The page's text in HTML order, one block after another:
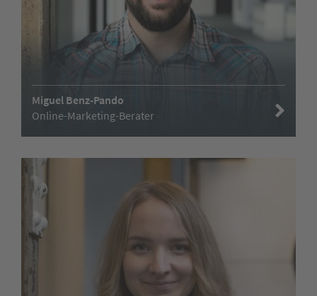
Miguel Benz-Pando
Online-Marketing-Berater